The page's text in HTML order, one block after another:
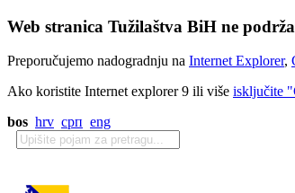
Web stranica Tužilaštva BiH ne
Preporučujemo nadogradnju na Internet Explorer,
Ako koristite Internet explorer 9 ili više isključite
bos hrv срп eng